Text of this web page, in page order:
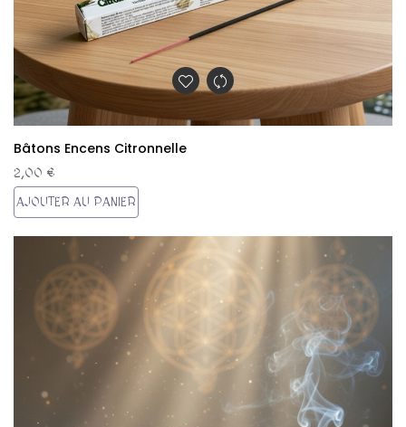
Bâtons Encens Citronnelle
2,00 €
AJOUTER AU PANIER